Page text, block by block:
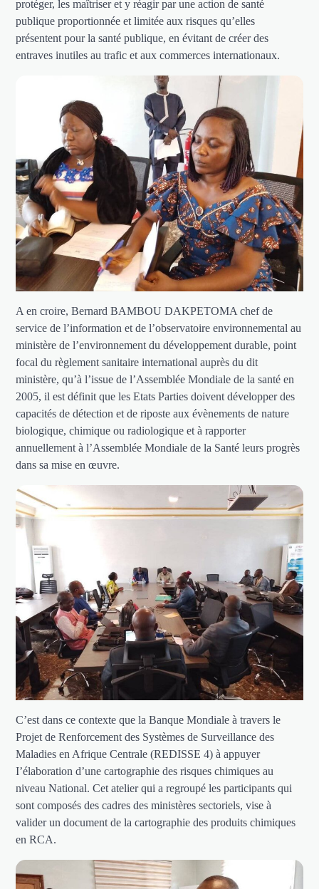
protéger, les maîtriser et y réagir par une action de santé
publique proportionnée et limitée aux risques qu’elles
présentent pour la santé publique, en évitant de créer des
entraves inutiles au trafic et aux commerces internationaux.
A en croire, Bernard BAMBOU DAKPETOMA chef de
service de l’information et de l’observatoire environnemental au
ministère de l’environnement du développement durable, point
focal du règlement sanitaire international auprès du dit
ministère, qu’à l’issue de l’Assemblée Mondiale de la santé en
2005, il est définit que les Etats Parties doivent développer des
capacités de détection et de riposte aux évènements de nature
biologique, chimique ou radiologique et à rapporter
annuellement à l’Assemblée Mondiale de la Santé leurs progrès
dans sa mise en œuvre.
C’est dans ce contexte que la Banque Mondiale à travers le
Projet de Renforcement des Systèmes de Surveillance des
Maladies en Afrique Centrale (REDISSE 4) à appuyer
I’élaboration d’une cartographie des risques chimiques au
niveau National. Cet atelier qui a regroupé les participants qui
sont composés des cadres des ministères sectoriels, vise à
valider un document de la cartographie des produits chimiques
en RCA.